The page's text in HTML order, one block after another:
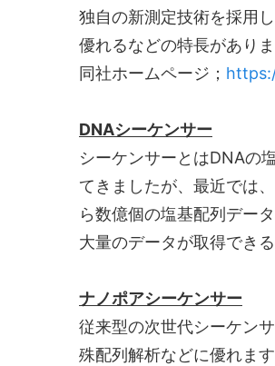
独自の新測定技術を採用
優れるなどの特長がありま
同社ホームページ；
DNAシーケンサー
シーケンサーとはDNAの
てきましたが、最近では
ら数億個の塩基配列デー
大量のデータが取得でき
ナノポアシーケンサー
従来型の次世代シーケン
殊配列解析などに優れま